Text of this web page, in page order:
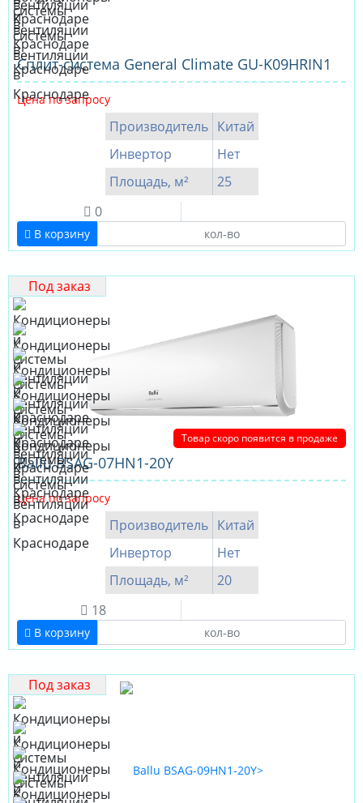
Сплит-система General Climate GU-K09HRIN1
Цена по запросу
Производитель Китай
Инвертор
Нет
Площадь, м²
25
0
В корзину
Под заказ
Товар скоро появится в продаже
Ballu BSAG-07HN1-20Y
Цена по запросу
Производитель Китай
Инвертор
Нет
Площадь, м²
20
18
В корзину
Под заказ